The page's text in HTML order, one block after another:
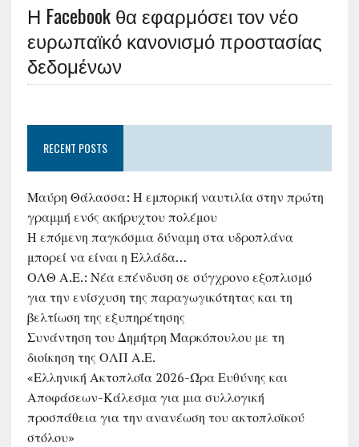
Η Facebook θα εφαρμόσει τον νέο
ευρωπαϊκό κανονισμό προστασίας
δεδομένων
RECENT POSTS
Μαύρη Θάλασσα: Η εμπορική ναυτιλία στην πρώτη
γραμμή ενός ακήρυχτου πολέμου
Η επόμενη παγκόσμια δύναμη στα υδροπλάνα
μπορεί να είναι η Ελλάδα…
ΟΛΘ Α.Ε.: Νέα επένδυση σε σύγχρονο εξοπλισμό
για την ενίσχυση της παραγωγικότητας και τη
βελτίωση της εξυπηρέτησης
Συνάντηση του Δημήτρη Μαρκόπουλου με τη
διοίκηση της ΟΛΠ Α.Ε.
«Ελληνική Ακτοπλοΐα 2026-Ώρα Ευθύνης και
Αποφάσεων-Κάλεσμα για μια συλλογική
προσπάθεια για την ανανέωση του ακτοπλοϊκού
στόλου»